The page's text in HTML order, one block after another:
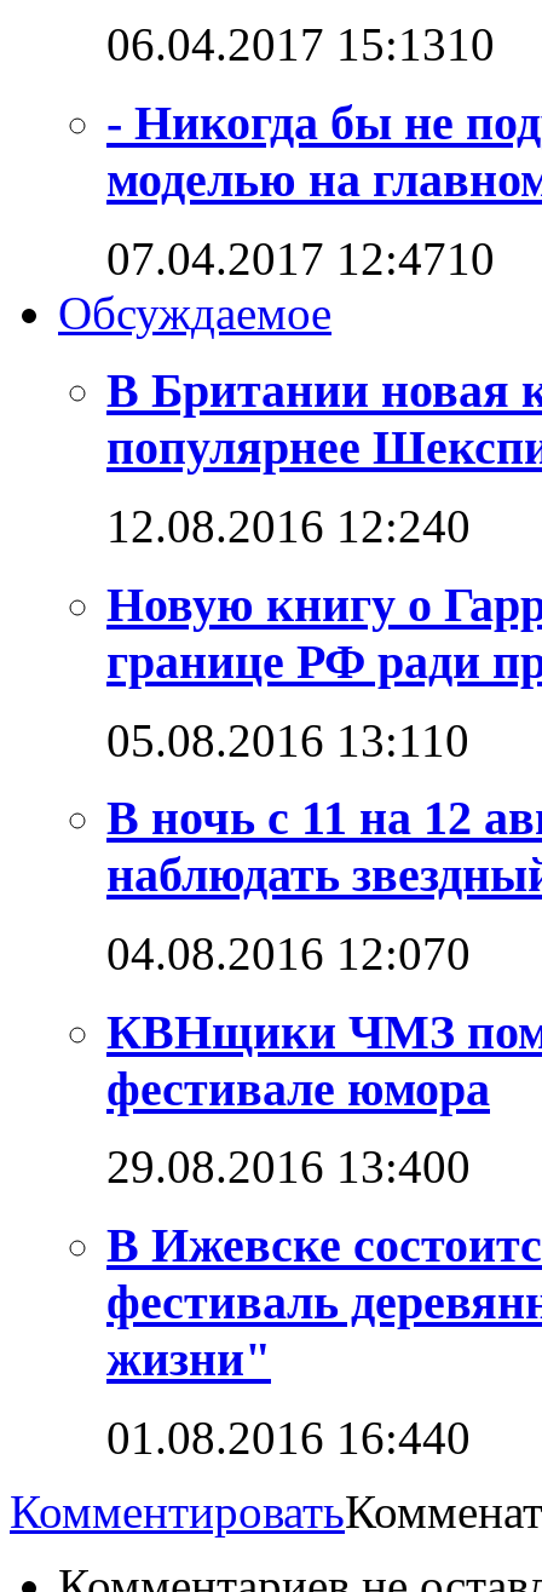
06.04.2017 15:1310
- Никогда бы не
моделью на
07.04.2017 12:4710
Обсуждаемое
В Британии новая
популярнее
12.08.2016 12:240
Новую книгу о
границе РФ ради
05.08.2016 13:11 0
В ночь с 11 на 12
наблюдать
04.08.2016 12:070
КВНщики ЧМЗ
фестивале юмора
29.08.2016 13:400
В Ижевске
фестиваль
жизни"
01.08.2016 16:440
Комментировать